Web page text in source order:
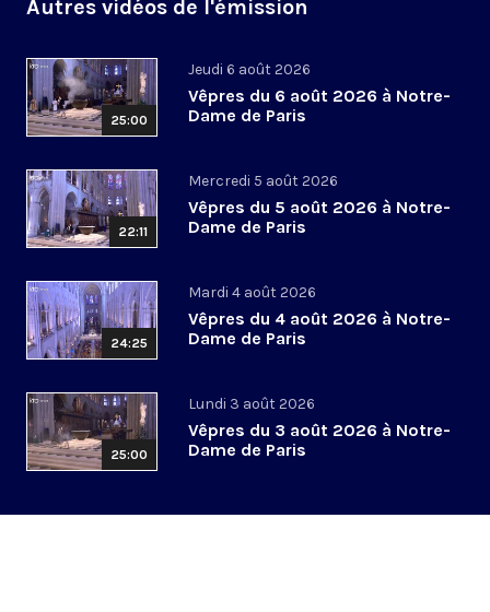
Autres vidéos de l'émission
25:00
Jeudi 6 août 2026
Vêpres du 6 août 2026 à Notre-
Dame de Paris
22:11
Mercredi 5 août 2026
Vêpres du 5 août 2026 à Notre-
Dame de Paris
24:25
Mardi 4 août 2026
Vêpres du 4 août 2026 à Notre-
Dame de Paris
25:00
Lundi 3 août 2026
Vêpres du 3 août 2026 à Notre-
Dame de Paris